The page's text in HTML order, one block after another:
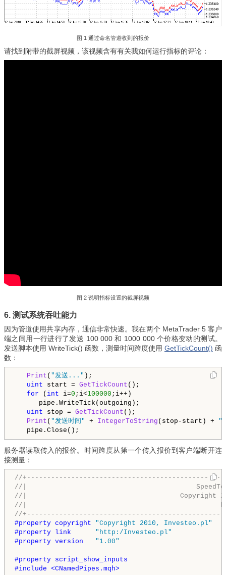
图 1 通过命名管道收到的报价
请找到附带的截屏视频，该视频含有有关我如何运行指标的评论：
图 2 说明指标设置的截屏视频
6. 测试系统吞吐能力
因为管道使用共享内存，通信非常快速。我在两个 MetaTrader 5 客户
端之间用一行进行了发送 100 000 和 1000 000 个价格变动的测试。
发送脚本使用 WriteTick() 函数，测量时间跨度使用 GetTickCount() 函
数：
   Print
( "发送..." );
uint start = GetTickCount ();
for ( int i=0 ;i<100000 ;i++)
pipe.WriteTick(outgoing);
uint stop = GetTickCount ();
Print ( "发送时间" + IntegerToString (stop-start) + "
服务器读取传入的报价。时间跨度从第一个传入报价到客户端断开连
接测量：
//
//|
//|
//|
//
#property copyright "Copyright 2010, Investeo.pl"
#property link "http:/Investeo.pl"
#property version "1.00"
#property script_show_inputs
#include <CNamedPipes.mqh>